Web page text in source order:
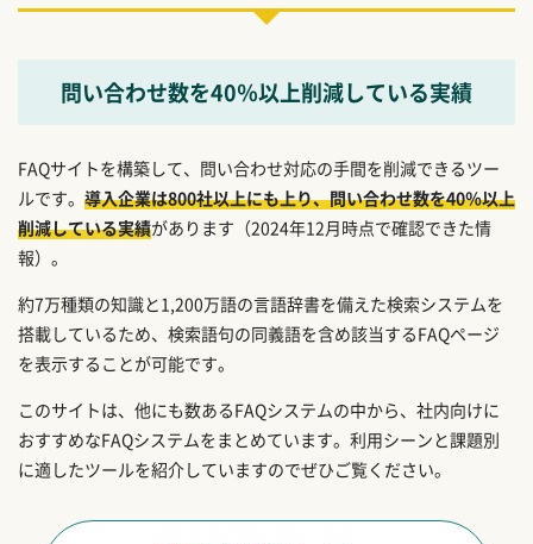
問い合わせ数を40％以上削減している実績
FAQサイトを構築して、問い合わせ対応の手間を削減できるツー
ルです。 導入企業は800社以上にも上り、問い合わせ数を40％以上
削減している実績があります（2024年12月時点で確認できた情
報）。
約7万種類の知識と1,200万語の言語辞書を備えた検索システムを
搭載しているため、検索語句の同義語を含め該当するFAQページ
を表示することが可能です。
このサイトは、他にも数あるFAQシステムの中から、社内向けに
おすすめなFAQシステムをまとめています。利用シーンと課題別
に適したツールを紹介していますのでぜひご覧ください。